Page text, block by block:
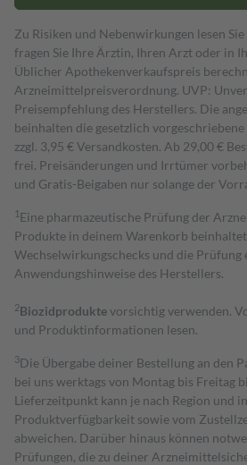
Zu Risiken und Nebenwirkungen lesen
fragen Sie Ihre Ärztin, Ihren Arzt oder in
Üblicher Apothekenverkaufspreis
Arzneimittelpreisverordnung. UVP:
Preisempfehlung des Herstellers. Die
beinhalten die gesetzlich
zzgl. 3,95 € Versandkosten. Ab 29,00 €
frei. Preisänderungen und Irrtümer
und Gratis-Beigaben nur solange der
1 Eine pharmazeutische Prüfung der
Produkte in deinem Warenkorb
Wechselwirkungschecks und die Prüfung
Anwendungshinweise des Herstellers.
2Biozidproduktevorsichtig verwenden.
und Produktinformationen lesen.
3Die Übergabe deiner Bestellung an den
bei uns werktags von Montag bis Freitag
Lieferzeitpunkt kann je nach Region und
Produktverfügbarkeit sowie vom
abweichen. Darüber hinaus können
Prüfungen, die zu deiner